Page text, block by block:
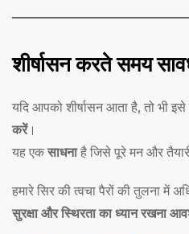
शीर्षासन करते समय
यदि आपको शीर्षासन आता है, तो भी इसे
करें।
यह एक साधनाहै जिसे पूरे मन और
हमारे सिर की त्वचा पैरों की तुलना में
सुरक्षा और स्थिरता का ध्यान रखना